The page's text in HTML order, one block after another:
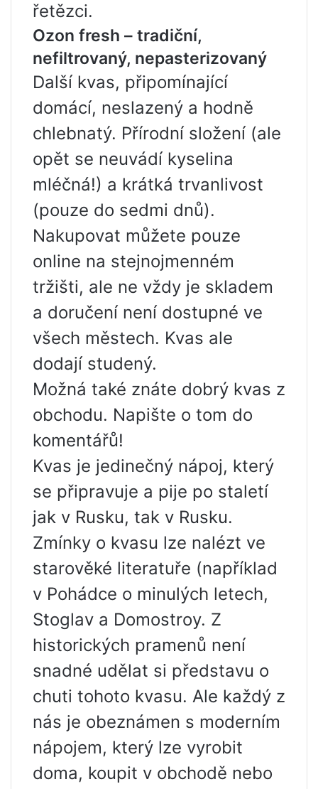
řetězci.
Ozon fresh – tradiční,
nefiltrovaný, nepasterizovaný
Další kvas, připomínající
domácí, neslazený a hodně
chlebnatý. Přírodní složení (ale
opět se neuvádí kyselina
mléčná!) a krátká trvanlivost
(pouze do sedmi dnů).
Nakupovat můžete pouze
online na stejnojmenném
tržišti, ale ne vždy je skladem
a doručení není dostupné ve
všech městech. Kvas ale
dodají studený.
Možná také znáte dobrý kvas z
obchodu. Napište o tom do
komentářů!
Kvas je jedinečný nápoj, který
se připravuje a pije po staletí
jak v Rusku, tak v Rusku.
Zmínky o kvasu lze nalézt ve
starověké literatuře (například
v Pohádce o minulých letech,
Stoglav a Domostroy. Z
historických pramenů není
snadné udělat si představu o
chuti tohoto kvasu. Ale každý z
nás je obeznámen s moderním
nápojem, který lze vyrobit
doma, koupit v obchodě nebo